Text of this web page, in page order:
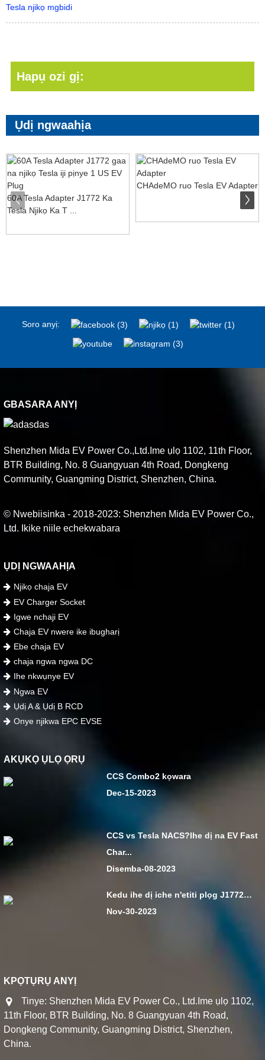
Tesla njikọ mgbidi
Hapụ ozi gị:
Ụdị ngwaahịa
60A Tesla Adapter J1772 Ka
Tesla Njikọ Ka T ...
CHAdeMO ruo Tesla EV Adapter
Soro anyị:
GBASARA ANYỊ
Shenzhen Mida EV Power Co.,Ltd.Ime ụlọ 1102, 11th Floor,
BTR Building, No. 8 Guangyuan 4th Road, Dongkeng
Community, Guangming District, Shenzhen, China.
© Nwebiisinka - 2018-2023: Shenzhen Mida EV Power Co.,
Ltd. Ikike niile echekwabara
ỤDỊ NGWAAHỊA
Njikọ chaja EV
EV Charger Socket
Igwe nchaji EV
Chaja EV nwere ike ibugharị
Ebe chaja EV
chaja ngwa ngwa DC
Ihe nkwụnye EV
Ngwa EV
Ụdị A & Ụdị B RCD
Onye njikwa EPC EVSE
AKỤKỌ ỤLỌ ỌRỤ
CCS Combo2 kọwara
Dec-15-2023
CCS vs Tesla NACS?Ihe dị na EV Fast
Char...
Disemba-08-2023
Kedu ihe dị iche n'etiti plọg J1772…
Nov-30-2023
KPỌTỤRỤ ANYỊ
Tinye: Shenzhen Mida EV Power Co., Ltd.Ime ụlọ 1102,
11th Floor, BTR Building, No. 8 Guangyuan 4th Road,
Dongkeng Community, Guangming District, Shenzhen,
China.